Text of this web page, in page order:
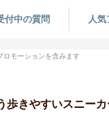
付中の質問 人
ロモーションを含みます
歩きやすいスニー